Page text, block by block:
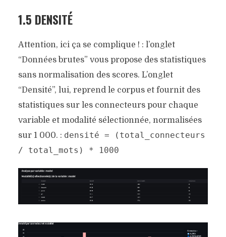
1.5 DENSITÉ
Attention, ici ça se complique ! : l’onglet
“Données brutes” vous propose des statistiques
sans normalisation des scores. L’onglet
“Densité”, lui, reprend le corpus et fournit des
statistiques sur les connecteurs pour chaque
variable et modalité sélectionnée, normalisées
sur 1 000. : densité = (total_connecteurs
/ total_mots) * 1000